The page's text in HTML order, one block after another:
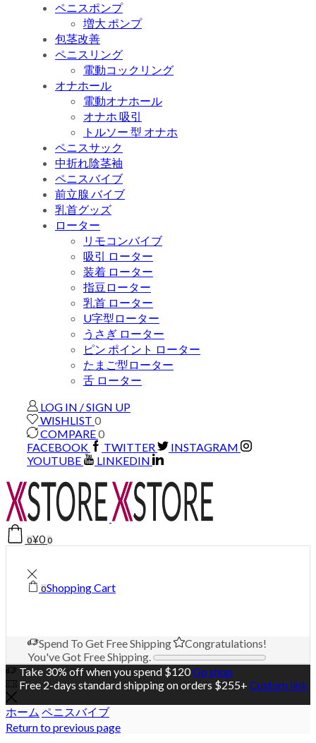
ペニスポンプ
増大 ポンプ
包茎改善
ペニスリング
電動コックリング
オナホール
電動オナホール
オナホ 吸引
トルソー 型 オナホ
ペニスサック
中折れ陰茎袖
ペニスバイブ
前立腺 バイブ
乳首グッズ
ローター
リモコンバイブ
吸引 ローター
装着 ローター
指豆ローター
乳首 ローター
U字型ローター
うさぎ ローター
ピン ポイント ローター
たまご型ローター
舌 ローター
LOG IN / SIGN UP
WISHLIST 0
COMPARE0
FACEBOOK
TWITTER
INSTAGRAM
YOUTUBE
LINKEDIN
0¥0 0
0Shopping Cart
Spend To Get Free Shipping
Congratulations!
You've Got Free Shipping.
Take 30% off when you spend $120Go shop
Free 2-days standard shipping on orders $255+ Custom link
ホーム ペニスバイブ
Return to previous page